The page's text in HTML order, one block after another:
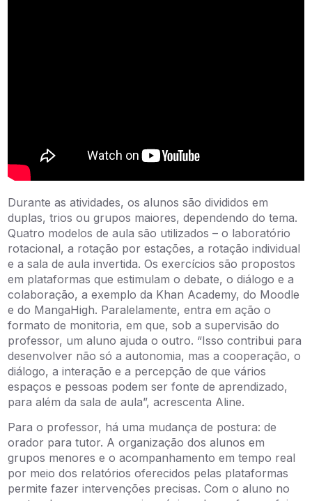
Durante as atividades, os alunos são divididos em
duplas, trios ou grupos maiores, dependendo do tema.
Quatro modelos de aula são utilizados – o laboratório
rotacional, a rotação por estações, a rotação individual
e a sala de aula invertida. Os exercícios são propostos
em plataformas que estimulam o debate, o diálogo e a
colaboração, a exemplo da Khan Academy, do Moodle
e do MangaHigh. Paralelamente, entra em ação o
formato de monitoria, em que, sob a supervisão do
professor, um aluno ajuda o outro. “Isso contribui para
desenvolver não só a autonomia, mas a cooperação, o
diálogo, a interação e a percepção de que vários
espaços e pessoas podem ser fonte de aprendizado,
para além da sala de aula”, acrescenta Aline.
Para o professor, há uma mudança de postura: de
orador para tutor. A organização dos alunos em
grupos menores e o acompanhamento em tempo real
por meio dos relatórios oferecidos pelas plataformas
permite fazer intervenções precisas. Com o aluno no